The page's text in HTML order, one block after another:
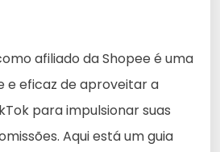
afiliado da Shopee é uma
e eficaz de aproveitar a
para impulsionar suas
Aqui está um guia